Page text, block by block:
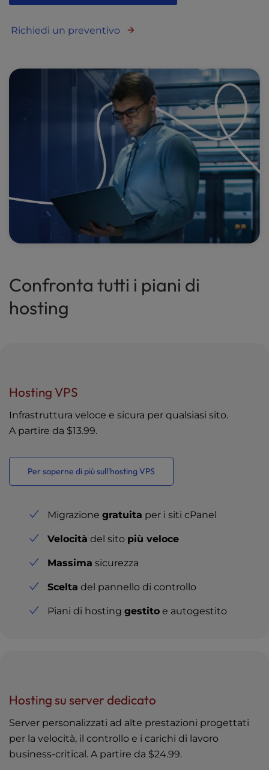
Richiedi un preventivo
Confronta tutti i piani di
hosting
Hosting VPS
Infrastruttura veloce e sicura per qualsiasi sito.
A partire da $13.99.
Per saperne di più sull'hosting VPS
Migrazione gratuita per i siti cPanel
Velocità del sito più veloce
Massima sicurezza
Scelta del pannello di controllo
Piani di hosting gestito e autogestito
Hosting su server dedicato
Server personalizzati ad alte prestazioni progettati
per la velocità, il controllo e i carichi di lavoro
business-critical. A partire da $24.99.